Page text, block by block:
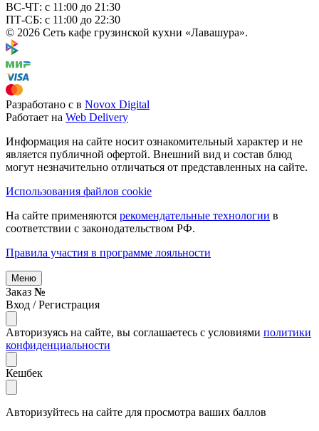
ВС-ЧТ: с 11:00 до 21:30
ПТ-СБ: с 11:00 до 22:30
© 2026 Сеть кафе грузинской кухни «Лавашура».
Разработано с в Novox Digital
Работает на Web Delivery
Информация на сайте носит ознакомительный характер и не
является публичной офертой. Внешний вид и состав блюд
могут незначительно отличаться от представленных на сайте.
Использования файлов cookie
На сайте применяются рекомендательные технологии в
соответствии с законодательством РФ.
Правила участия в программе лояльности
Меню
Заказ №
Вход / Регистрация
Авторизуясь на сайте, вы соглашаетесь с условиями политики
конфиденциальности
Кешбек
Авторизуйтесь на сайте для просмотра ваших баллов